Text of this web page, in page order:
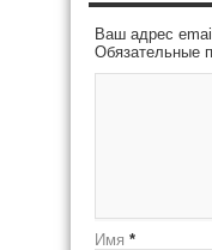
Ваш адрес
Обязательные
Имя *